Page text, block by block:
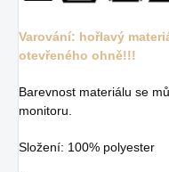
Varování: hořlavý
otevřeného ohně!!!
Barevnost materiálu se
monitoru.
Složení: 100% polyester